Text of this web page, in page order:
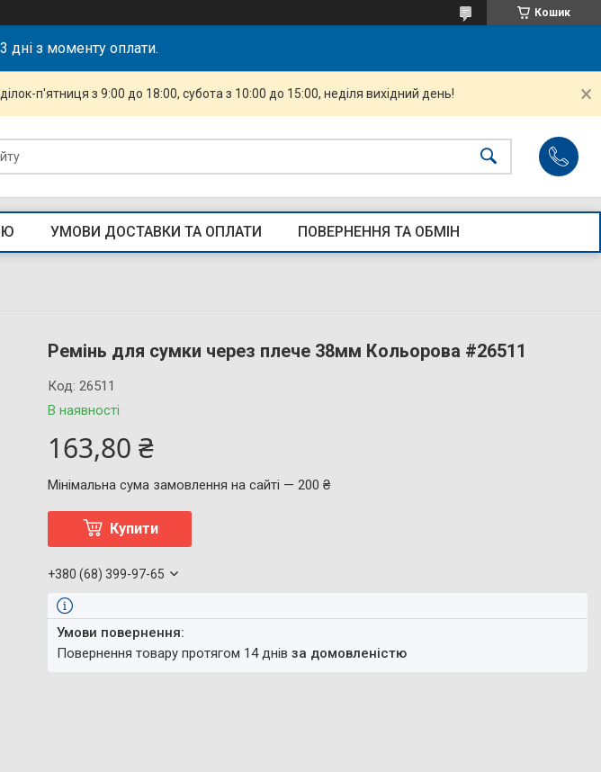
Кошик
дні з моменту оплати.
п'ятниця з 9:00 до 18:00, субота з 10:00 до 15:00, неділя вихідний день!
УМОВИ ДОСТАВКИ ТА ОПЛАТИ ПОВЕРНЕННЯ ТА ОБМІН
Ремінь для сумки через плече 38мм Кольорова #26511
В наявності
Код:26511
163,80 ₴
Мінімальна сума замовлення на сайті — 200 ₴
Купити
+380 (68) 399-97-65
повернення товару протягом 14 днівза домовленістю